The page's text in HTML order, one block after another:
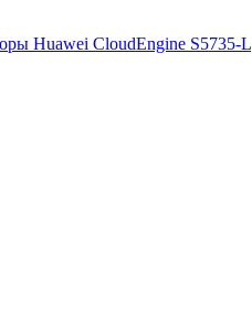
Huawei CloudEngine S5735-L